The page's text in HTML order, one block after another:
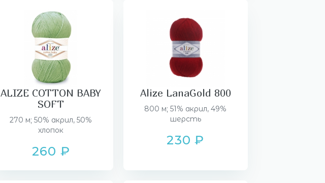
ALIZE COTTON BABY
SOFT
270 м; 50% акрил, 50%
хлопок
260 ₽
Alize LanaGold 800
800 м; 51% акрил, 49%
шерсть
230 ₽